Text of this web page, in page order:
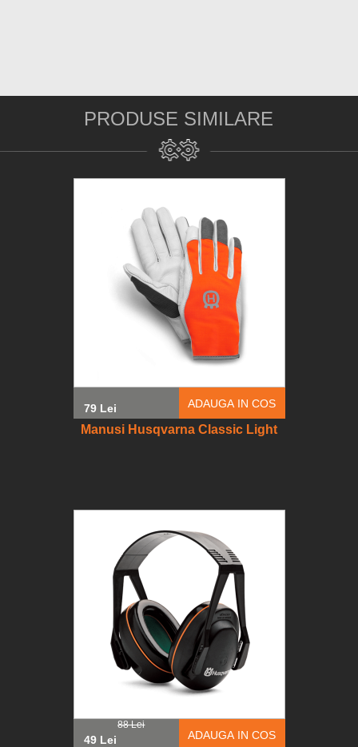
PRODUSE SIMILARE
79 Lei ADAUGA IN COS
Manusi Husqvarna Classic Light
88 Lei
49 Lei ADAUGA IN COS